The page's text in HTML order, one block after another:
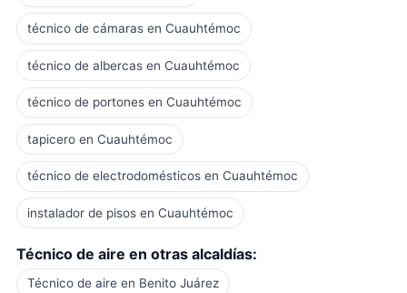
técnico de cámaras en Cuauhtémoc
técnico de albercas en Cuauhtémoc
técnico de portones en Cuauhtémoc
tapicero en Cuauhtémoc
técnico de electrodomésticos en Cuauhtémoc
instalador de pisos en Cuauhtémoc
Técnico de aire en otras alcaldías:
Técnico de aire en Benito Juárez